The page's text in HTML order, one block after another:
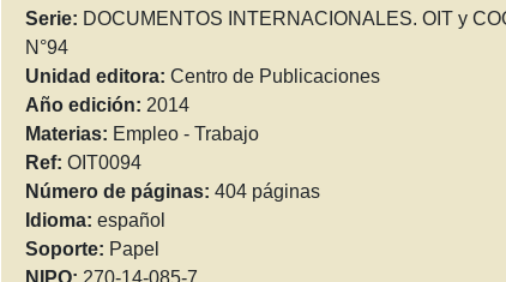
Serie: DOCUMENTOS INTERNACIONALES. OIT y
N°94
Unidad editora: Centro de Publicaciones
Año edición: 2014
Materias: Empleo - Trabajo
Ref: OIT0094
Número de páginas: 404 páginas
Idioma: español
Soporte: Papel
NIPO: 270-14-085-7